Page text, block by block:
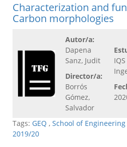
Characterization and
Carbon morphologies
Autor/a:
Dapena
Sanz, Judit
Director/a:
Borrós
Gómez,
Salvador
Tags: GEQ , School of Engineering
2019/20